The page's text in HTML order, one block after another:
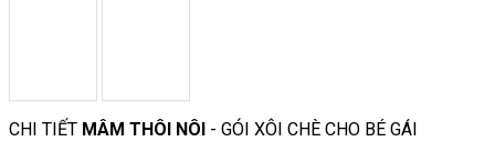
CHI TIẾT MÂM THÔI NÔI - GÓI XÔI CHÈ CHO BÉ GÁI